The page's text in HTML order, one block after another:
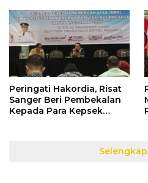
Anggaran Negara
Peringati Hakordia, Risat
Sanger Beri Pembekalan
Kepada Para Kepsek